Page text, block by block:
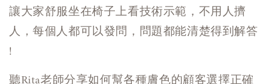
讓大家舒服坐在椅子上看技術示範，不用人擠
人，每個人都可以發問，問題都能清楚得到解答
!